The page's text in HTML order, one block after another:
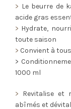
> Le beurre de
acide gras
> Hydrate,
toute saison
> Convient à
>
1000 ml
> Revitalise et
abîmés et